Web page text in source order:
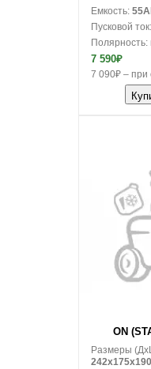
Емкость:
Пусковой ток:
Полярность:
7 590₽
7 090₽ – при
ON
Размеры